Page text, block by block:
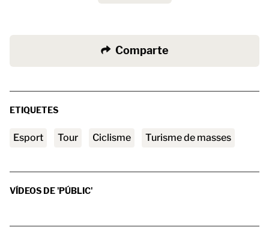
Comparte
ETIQUETES
esport Tour ciclisme turisme de masses
VÍDEOS DE 'PÚBLIC'